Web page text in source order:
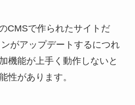
CMSで作られたサイトだ
がアップデートするにつれ
機能が上手く動作しないと
性があります。